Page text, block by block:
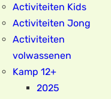
Activiteiten Kids
Activiteiten Jong
Activiteiten
volwassenen
Kamp 12+
2025